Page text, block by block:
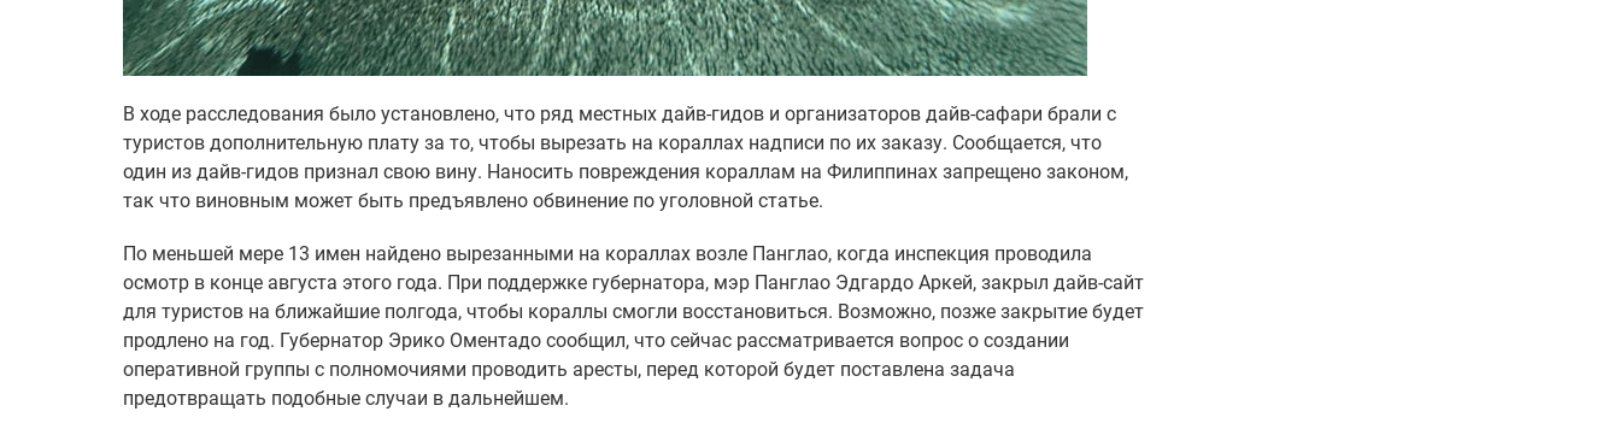
В ходе расследования было установлено, что ряд местных дайв-гидов и организаторов дайв-сафари брали с
туристов дополнительную плату за то, чтобы вырезать на кораллах надписи по их заказу. Сообщается, что
один из дайв-гидов признал свою вину. Наносить повреждения кораллам на Филиппинах запрещено законом,
так что виновным может быть предъявлено обвинение по уголовной статье.
По меньшей мере 13 имен найдено вырезанными на кораллах возле Панглао, когда инспекция проводила
осмотр в конце августа этого года. При поддержке губернатора, мэр Панглао Эдгардо Аркей, закрыл дайв-сайт
для туристов на ближайшие полгода, чтобы кораллы смогли восстановиться. Возможно, позже закрытие будет
продлено на год. Губернатор Эрико Оментадо сообщил, что сейчас рассматривается вопрос о создании
оперативной группы с полномочиями проводить аресты, перед которой будет поставлена задача
предотвращать подобные случаи в дальнейшем.